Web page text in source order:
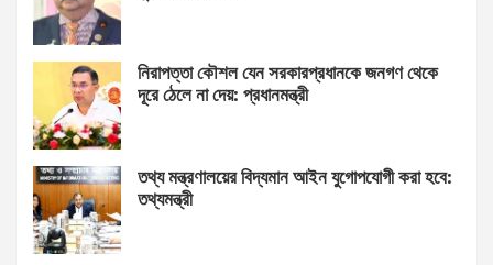
নিরাপত্তা কৌশল যেন সরকারপ্রধানকে জনগণ থেকে
দূরে ঠেলে না দেয়: প্রধানমন্ত্রী
তথ্য মন্ত্রণালয়ের বিদ্যমান আইন যুগোপযোগী করা হবে:
তথ্যমন্ত্রী